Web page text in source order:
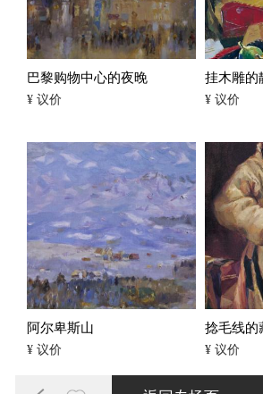
巴黎购物中心的夜晚
¥ 议价
挂木雕的
¥ 议价
阿尔卑斯山
¥ 议价
捻毛线的
¥ 议价